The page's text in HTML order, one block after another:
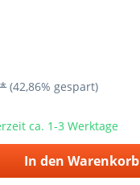
(42,86% gespart)
ca. 1-3 Werktage
In den Warenkorb